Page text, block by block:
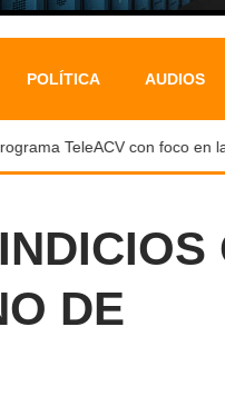
POLÍTICA AUDIOS
TeleACV con foco en la
DE